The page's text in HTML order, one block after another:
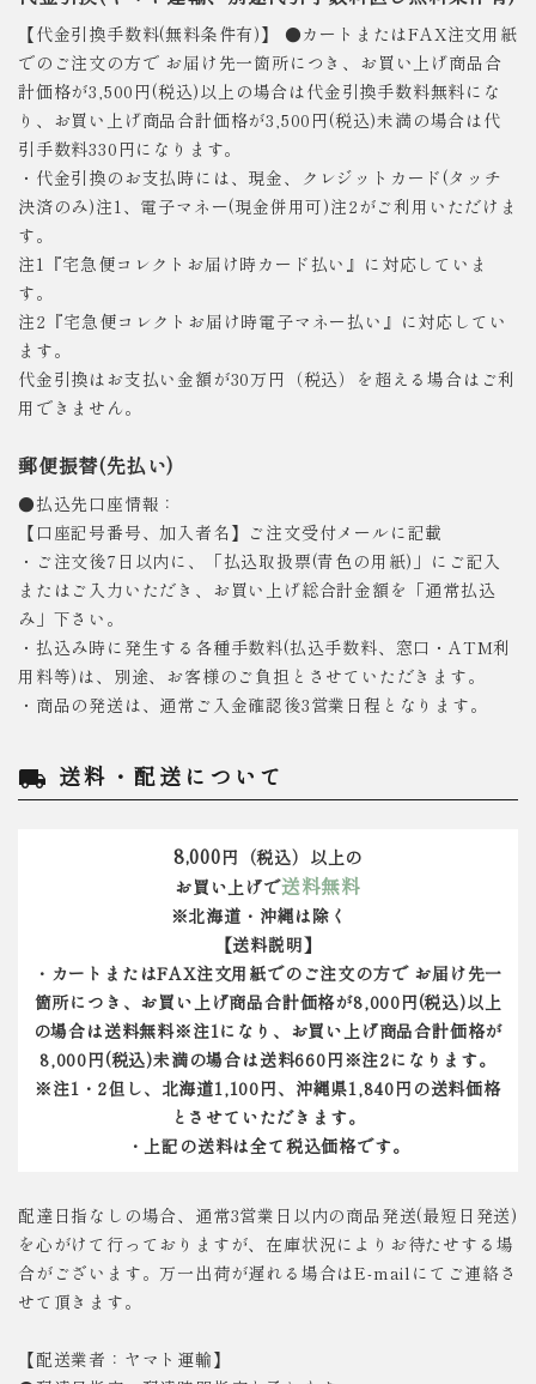
【代金引換手数料(無料条件有)】 ●カートまたはFAX注文用紙
でのご注文の方で お届け先一箇所につき、お買い上げ商品合
計価格が3,500円(税込)以上の場合は代金引換手数料無料にな
り、お買い上げ商品合計価格が3,500円(税込)未満の場合は代
引手数料330円になります。
・代金引換のお支払時には、現金、クレジットカード(タッチ
決済のみ)注1、電子マネー(現金併用可)注2がご利用いただけま
す。
注1『宅急便コレクトお届け時カード払い』に対応していま
す。
注2『宅急便コレクトお届け時電子マネー払い』に対応してい
ます。
代金引換はお支払い金額が30万円（税込）を超える場合はご利
用できません。
郵便振替(先払い)
●払込先口座情報：
【口座記号番号、加入者名】ご注文受付メールに記載
・ご注文後7日以内に、「払込取扱票(青色の用紙)」にご記入
またはご入力いただき、お買い上げ総合計金額を「通常払込
み」下さい。
・払込み時に発生する各種手数料(払込手数料、窓口・ATM利
用料等)は、別途、お客様のご負担とさせていただきます。
・商品の発送は、通常ご入金確認後3営業日程となります。
local_shipping 送料・配送について
8,000円（税込）以上の
お買い上げで送料無料
※北海道・沖縄は除く
【送料説明】
・カートまたはFAX注文用紙でのご注文の方で お届け先一
箇所につき、お買い上げ商品合計価格が8,000円(税込)以上
の場合は送料無料※注1になり、お買い上げ商品合計価格が
8,000円(税込)未満の場合は送料660円※注2になります。
※注1・2但し、北海道1,100円、沖縄県1,840円の送料価格
とさせていただきます。
・上記の送料は全て税込価格です。
配達日指なしの場合、通常3営業日以内の商品発送(最短日発送)
を心がけて行っておりますが、在庫状況によりお待たせする場
合がございます。万一出荷が遅れる場合はE-mailにてご連絡さ
せて頂きます。
【配送業者：ヤマト運輸】